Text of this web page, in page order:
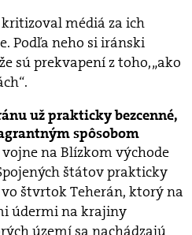
médiá za ich
Podľa neho si iránski
sú prekvapení z toho, „ako
už prakticky bezcenné,
spôsobom
na Blízkom východe
štátov prakticky
štvrtok Teherán, ktorý na
údermi na krajiny